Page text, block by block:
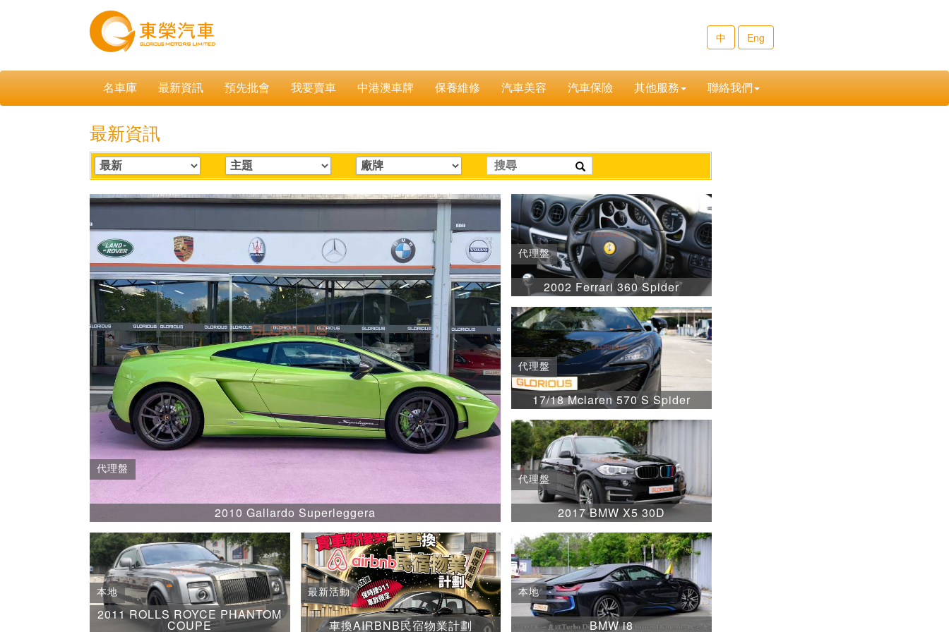
中 Eng
名車庫 最新資訊 預先批會 我要賣車 中港澳車牌 保養維修 汽車美容 汽車保險 其他服務 聯絡我們
最新資訊
代理盤
2010 Gallardo Superleggera
代理盤
2002 Ferrari 360 Spider
代理盤
17/18 Mclaren 570 S Spider
代理盤
2017 BMW X5 30D
本地
2011 ROLLS ROYCE PHANTOM
COUPE
最新活動
車換AIRBNB民宿物業計劃
本地
BMW i8